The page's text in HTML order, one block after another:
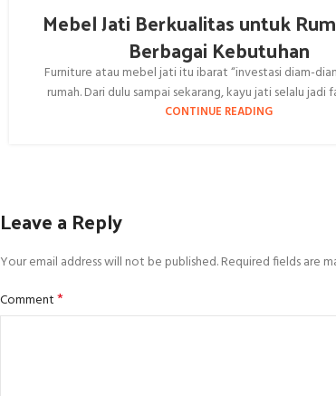
Mebel Jati Berkualitas untuk
Berbagai Kebutuhan
Furniture atau mebel jati itu ibarat “investasi diam-
rumah. Dari dulu sampai sekarang, kayu jati selalu jadi
CONTINUE READING
Leave a Reply
Your email address will not be published.Required fields are
Comment*